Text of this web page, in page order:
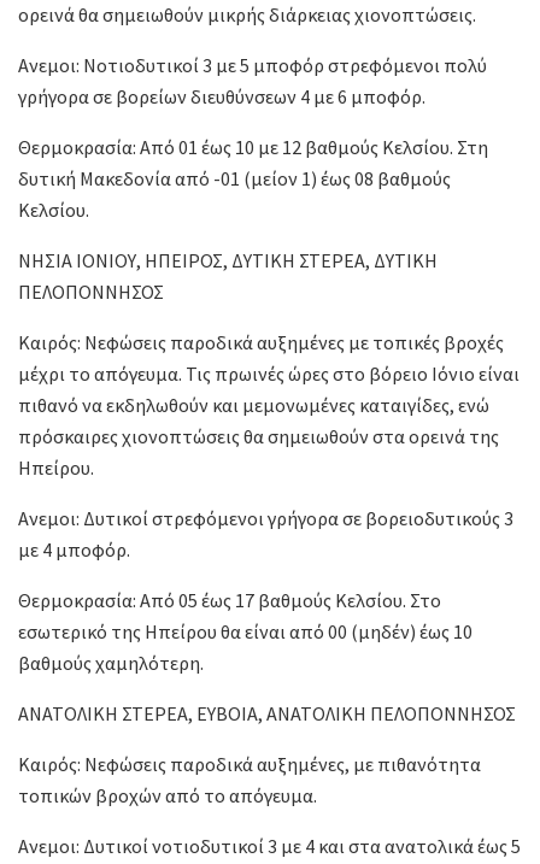
ορεινά θα σημειωθούν μικρής διάρκειας χιονοπτώσεις.
Ανεμοι: Νοτιοδυτικοί 3 με 5 μποφόρ στρεφόμενοι πολύ
γρήγορα σε βορείων διευθύνσεων 4 με 6 μποφόρ.
Θερμοκρασία: Από 01 έως 10 με 12 βαθμούς Κελσίου. Στη
δυτική Μακεδονία από -01 (μείον 1) έως 08 βαθμούς
Κελσίου.
ΝΗΣΙΑ ΙΟΝΙΟΥ, ΗΠΕΙΡΟΣ, ΔΥΤΙΚΗ ΣΤΕΡΕΑ, ΔΥΤΙΚΗ
ΠΕΛΟΠΟΝΝΗΣΟΣ
Καιρός: Νεφώσεις παροδικά αυξημένες με τοπικές βροχές
μέχρι το απόγευμα. Τις πρωινές ώρες στο βόρειο Ιόνιο είναι
πιθανό να εκδηλωθούν και μεμονωμένες καταιγίδες, ενώ
πρόσκαιρες χιονοπτώσεις θα σημειωθούν στα ορεινά της
Ηπείρου.
Ανεμοι: Δυτικοί στρεφόμενοι γρήγορα σε βορειοδυτικούς 3
με 4 μποφόρ.
Θερμοκρασία: Από 05 έως 17 βαθμούς Κελσίου. Στο
εσωτερικό της Ηπείρου θα είναι από 00 (μηδέν) έως 10
βαθμούς χαμηλότερη.
ΑΝΑΤΟΛΙΚΗ ΣΤΕΡΕΑ, ΕΥΒΟΙΑ, ΑΝΑΤΟΛΙΚΗ ΠΕΛΟΠΟΝΝΗΣΟΣ
Καιρός: Νεφώσεις παροδικά αυξημένες, με πιθανότητα
τοπικών βροχών από το απόγευμα.
Ανεμοι: Δυτικοί νοτιοδυτικοί 3 με 4 και στα ανατολικά έως 5